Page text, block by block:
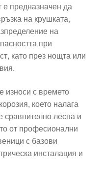
предназначен да
на крушката,
на
при
като през нощта или
износи с времето
което налага
лесна и
от професионални
с базови
инсталация и